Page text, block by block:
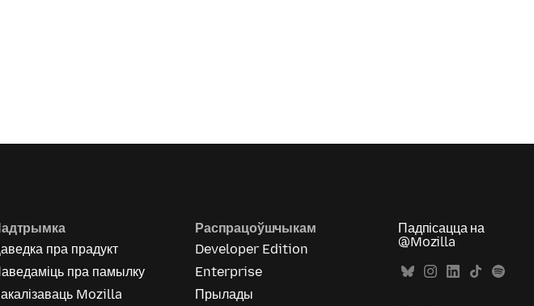
пра прадукт
пра памылку
Mozilla
Распрацоўшчыкам
Developer Edition
Enterprise
Прылады
Падпісацца на
@Mozilla